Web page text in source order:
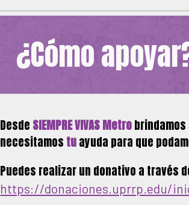
¿Cómo
Desde SIEMPRE VIVAS Metro
necesitamos tuayuda para que
Puedes realizar un donativo a través
https://donaciones.uprrp.edu/